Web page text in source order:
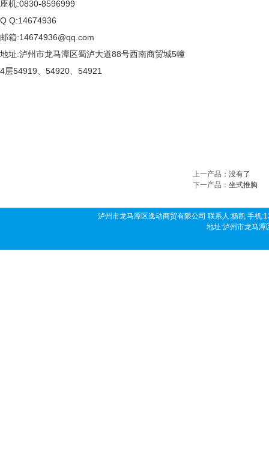
座机:0830-8596999
Q Q:14674936
邮箱:14674936@qq.com
地址:泸州市龙马潭区蜀泸大道88号西南商贸城5幢
4层54919、54920、54921
上一产品 ：没有了
下一产品 ： 坐式推胸
泸州市龙马潭区逸动商贸有限公司 联系人:杨凯 手
地址:泸州市龙马